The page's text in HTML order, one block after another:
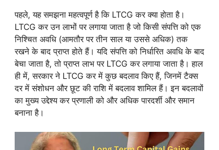
पहले, यह समझना महत्वपूर्ण है कि LTCG कर क्या होता है।
LTCG कर उन लाभों पर लगाया जाता है जो किसी संपत्ति को एक
निश्चित अवधि (आमतौर पर तीन साल या उससे अधिक) तक
रखने के बाद प्राप्त होते हैं। यदि संपत्ति को निर्धारित अवधि के बाद
बेचा जाता है, तो प्राप्त लाभ पर LTCG कर लगाया जाता है। हाल
ही में, सरकार ने LTCG कर में कुछ बदलाव किए हैं, जिनमें टैक्स
दर में संशोधन और छूट की राशि में बदलाव शामिल हैं। इन बदलावों
का मुख्य उद्देश्य कर प्रणाली को और अधिक पारदर्शी और समान
बनाना है।